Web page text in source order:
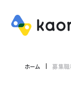
ホーム 募集職